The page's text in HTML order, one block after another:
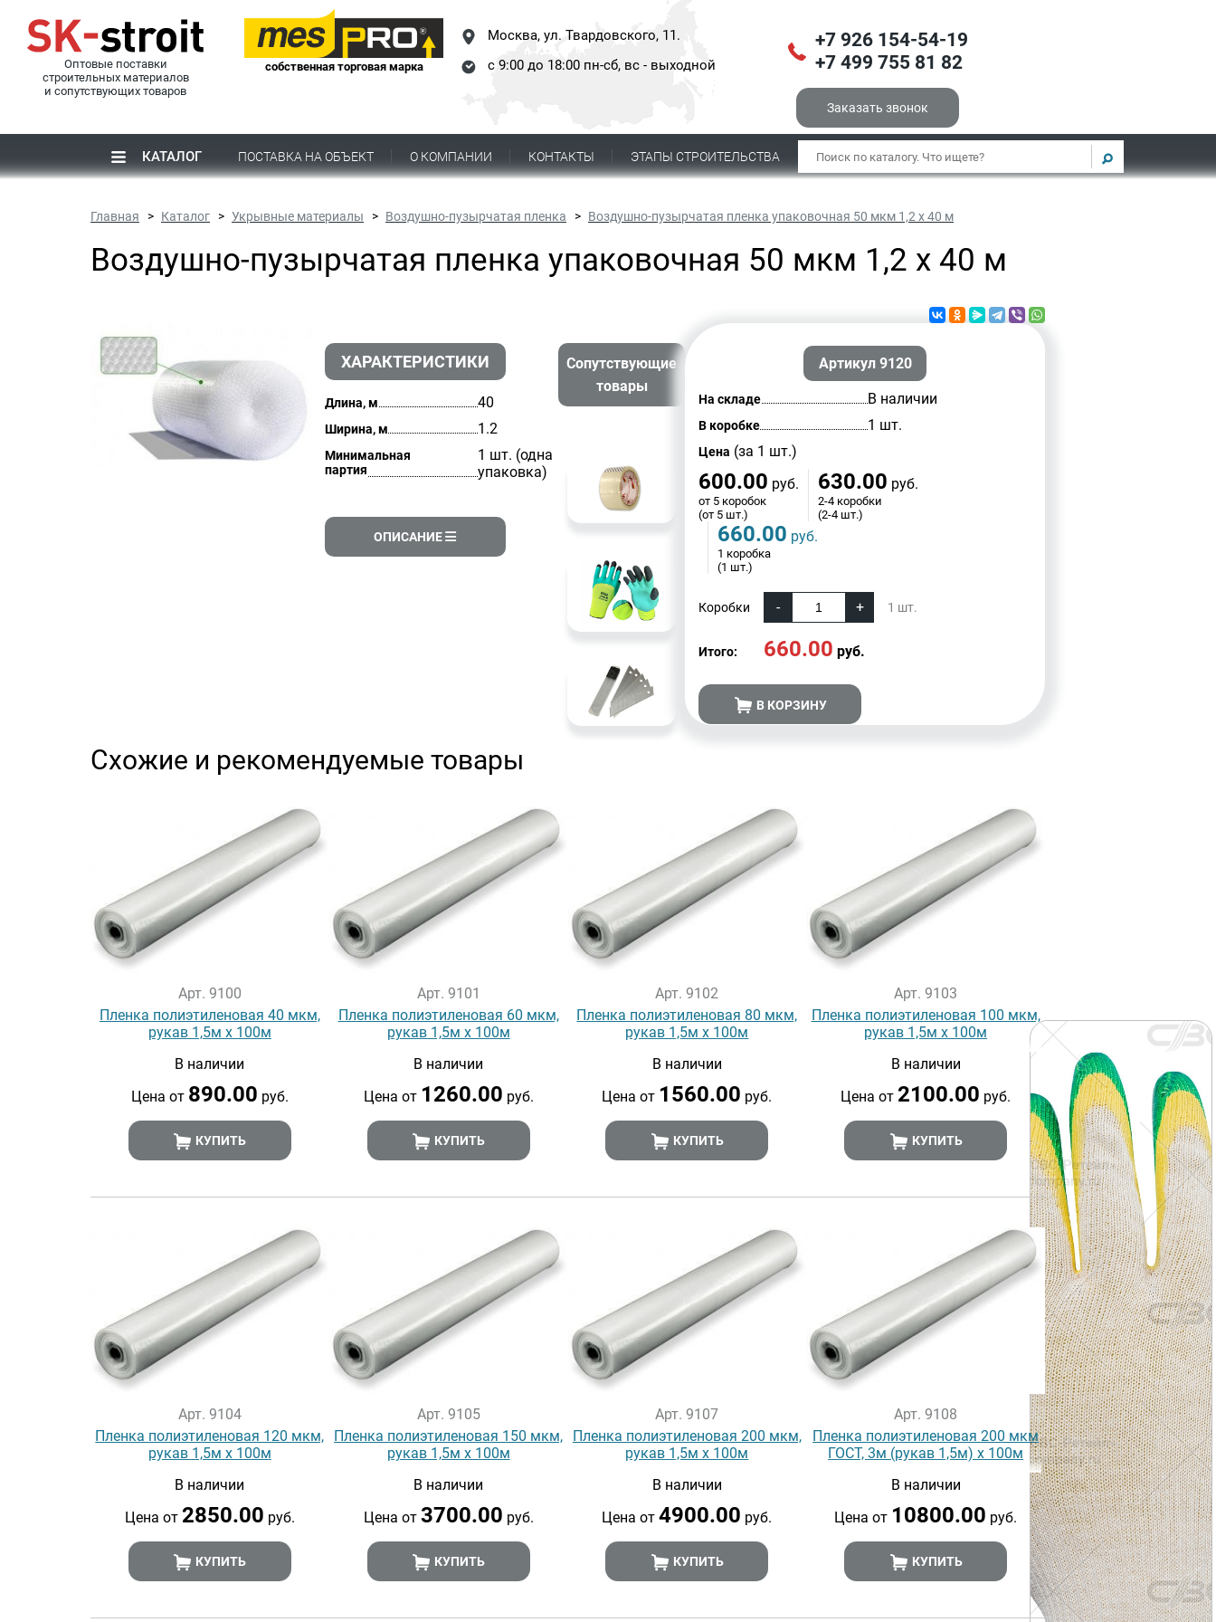
Оптовые поставки
строительных материалов
и сопутствующих товаров
собственная торговая марка
Москва, ул. Твардовского, 11.
с 9:00 до 18:00 пн-сб, вс - выходной
+7 926 154-54-19
+7 499 755 81 82
Заказать звонок
КАТАЛОГ ПОСТАВКА НА ОБЪЕКТ О КОМПАНИИ КОНТАКТЫ ЭТАПЫ СТРОИТЕЛЬСТВА
Главная Каталог Укрывные материалы Воздушно-пузырчатая пленка Воздушно-пузырчатая пленка упаковочная 50 мкм 1,2 х 40 м
Воздушно-пузырчатая пленка упаковочная 50 мкм 1,2 х 40 м
ХАРАКТЕРИСТИКИ
Длина, м 40
Ширина, м 1.2
Минимальная
партия
1 шт. (одна
упаковка)
ОПИСАНИЕ
Сопутствующие
товары
Артикул 9120
На складе В наличии
В коробке 1 шт.
Цена (за 1 шт.)
600.00 руб.
от 5 коробок
(от 5 шт.)
630.00 руб.
2-4 коробки
(2-4 шт.)
660.00 руб.
1 коробка
(1 шт.)
Коробки 1 шт.
Итого: 660.00 руб.
В КОРЗИНУ
Схожие и рекомендуемые товары
Арт. 9100
Пленка полиэтиленовая 40 мкм,
рукав 1,5м х 100м
В наличии
Цена от 890.00 руб.
КУПИТЬ
Арт. 9101
Пленка полиэтиленовая 60 мкм,
рукав 1,5м х 100м
В наличии
Цена от 1260.00 руб.
КУПИТЬ
Арт. 9102
Пленка полиэтиленовая 80 мкм,
рукав 1,5м х 100м
В наличии
Цена от 1560.00 руб.
КУПИТЬ
Арт. 9103
Пленка полиэтиленовая 100 мкм,
рукав 1,5м х 100м
В наличии
Цена от 2100.00 руб.
КУПИТЬ
Арт. 9104
Пленка полиэтиленовая 120 мкм,
рукав 1,5м х 100м
В наличии
Цена от 2850.00 руб.
КУПИТЬ
Арт. 9105
Пленка полиэтиленовая 150 мкм,
рукав 1,5м х 100м
В наличии
Цена от 3700.00 руб.
КУПИТЬ
Арт. 9107
Пленка полиэтиленовая 200 мкм,
рукав 1,5м х 100м
В наличии
Цена от4900.00 руб.
КУПИТЬ
Арт. 9108
Пленка полиэтиленовая 200 мкм
ГОСТ, 3м (рукав 1,5м) х 100м
В наличии
Цена от 10800.00 руб.
КУПИТЬ